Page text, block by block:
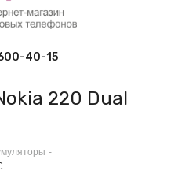
40-15
220 Dual
-